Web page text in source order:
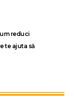
reduci
te ajuta să